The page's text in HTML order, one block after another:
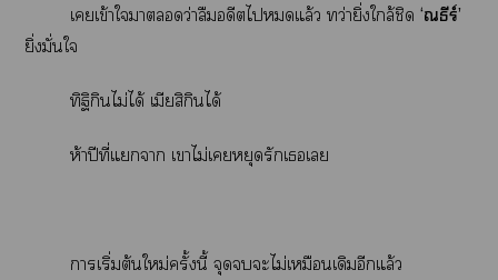
เเข้าใาว่าลืมอดีตไแล้ว ทว่ายิ่งใกล้ชิด ‘ณธีร์’
ยิ่งมั่นใจ
ทิฐิกินไม่ได้ เมียสิกินได้
ห้าปีที่แา เาไม่เหยุดรักเเ
าเริ่มต้นใหม่ครั้งนี้ จุดะไม่เหมือนเดิมอีกแล้ว